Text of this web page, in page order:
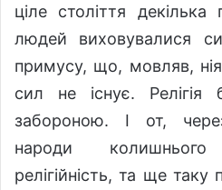
ціле століття декілька
людей виховувалися
примусу, що, мовляв,
сил не існує. Релігія
забороною. І от,
народи
релігійність, та ще